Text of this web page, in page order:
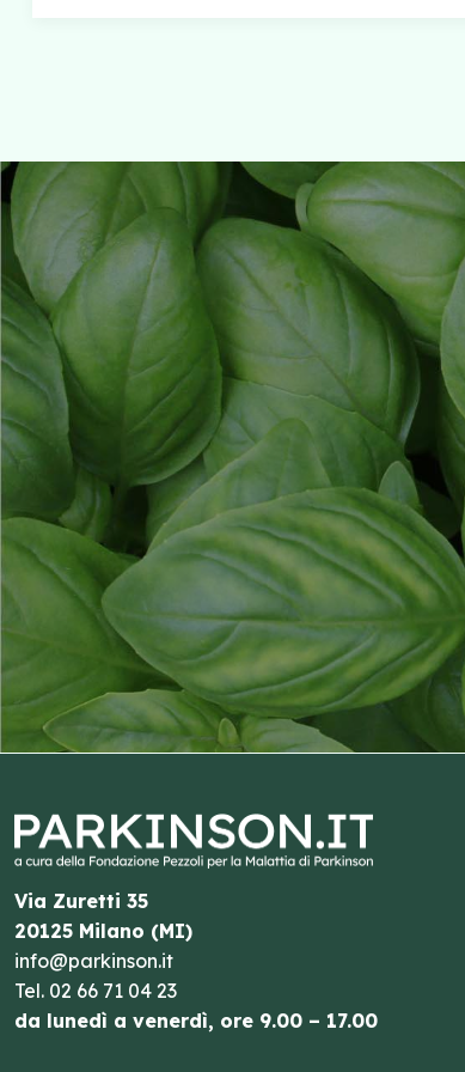
Via Zuretti 35
20125 Milano (MI)
info@parkinson.it
Tel. 02 66 71 04 23
da lunedì a venerdì, ore 9.00 – 17.00